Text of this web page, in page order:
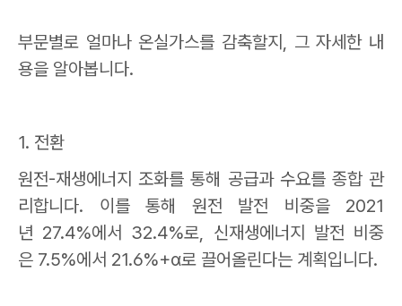
부문별로 얼마나 온실가스를 감축할지 , 그 자세한 내
용을 알아봅니다.
1. 전환
원전-재생에너지 조화를 통해 공급과 수요를 종합 관
리합니다. 이를 통해 원전 발전 비중을
2021
년 27.4%에서 32.4%로, 신재생에너지 발전 비중
은 7.5%에서 21.6%+α로 끌어올린다는 계획입니다.